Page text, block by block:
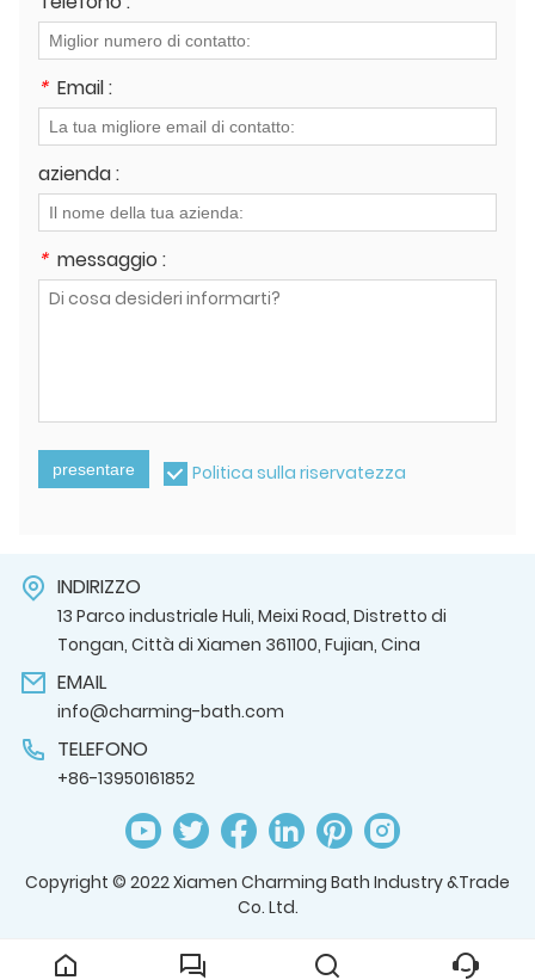
* Email :
azienda :
* messaggio :
presentare Politica sulla riservatezza
INDIRIZZO
13 Parco industriale Huli, Meixi Road, Distretto di
Tongan, Città di Xiamen 361100, Fujian, Cina
EMAIL
info@charming-bath.com
TELEFONO
+86-13950161852
Copyright © 2022 Xiamen Charming Bath Industry &Trade
Co. Ltd.